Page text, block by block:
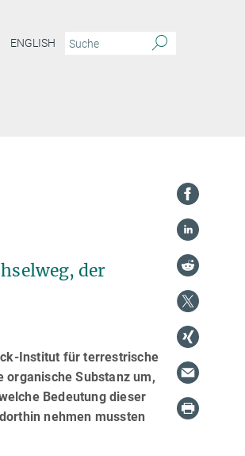
ENGLISH
der
Institut für terrestrische
Substanz um,
Bedeutung dieser
nehmen mussten